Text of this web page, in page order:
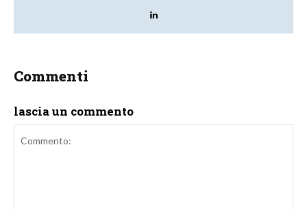
Commenti
lascia un commento